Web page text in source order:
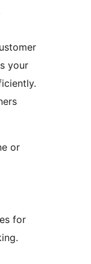
your
or
for